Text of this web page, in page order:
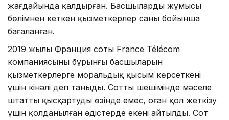
жағдайында қалдырған. Басшылардың жұмысы
бөлімнен кеткен қызметкерлер саны бойынша
бағаланған.
2019 жылы Франция соты France Télécom
компаниясының бұрынғы басшыларын
қызметкерлерге моральдық қысым көрсеткені
үшін кінәлі деп таныды. Соттың шешімінде мәселе
штатты қысқартудың өзінде емес, оған қол жеткізу
үшін қолданылған әдістерде екені айтылды. Сот